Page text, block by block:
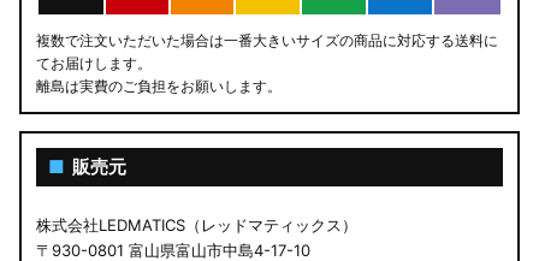
複数で注文いただいた場合は一番大きいサイズの商品に対応する送料に
てお届けします。
離島は実費のご負担をお願いします。
■ 販売元
株式会社LEDMATICS（レッドマティックス）
〒930-0801 富山県富山市中島4-17-10